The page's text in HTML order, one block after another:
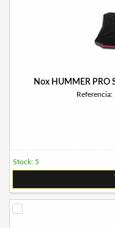
Nox HUMMER PRO
Stock: 5